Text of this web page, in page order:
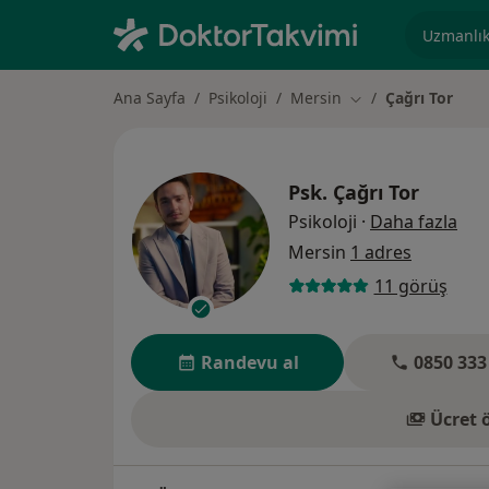
Ana Sayfa Psikoloji Mersin Şehir değiştir
Çağrı Tor
Psk. Çağrı Tor
Psikoloji · Daha fazla
Mersin 1 adres
11 görüş
Randevu al 0850
Ücret